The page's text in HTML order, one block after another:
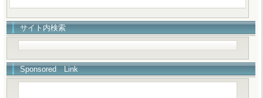
サイト内検索
Sponsored Link